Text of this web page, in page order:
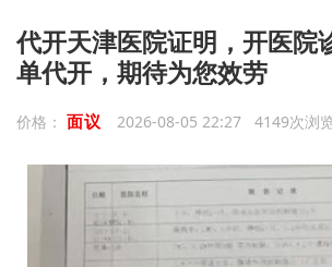
代开天津医院证明，开医院
单代开，期待为您效劳
价格： 面议 2026-08-05 22:27 4149次浏